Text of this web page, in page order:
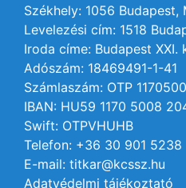
Székhely: 1056 Budapest,
Levelezési cím: 1518
Iroda címe: Budapest XXI.
Adószám: 18469491-1-41
Számlaszám: OTP
IBAN: HU59 1170 5008
Swift: OTPVHUHB
Telefon: +36 30 901 5238
E-mail: titkar@kcssz.hu
Adatvédelmi tájékoztató